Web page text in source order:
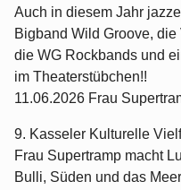
Auch in diesem Jahr
Bigband Wild Groove,
die WG Rockbands und
im Theaterstübchen!!
11.06.2026 Frau
9. Kasseler Kulturelle
Frau Supertramp macht
Bulli, Süden und das